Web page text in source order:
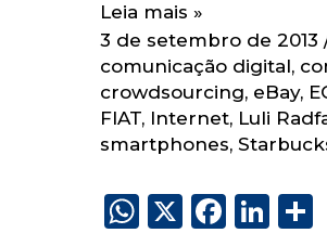
Leia mais »
3 de setembro de 2013
comunicação digital,
crowdsourcing, eBay,
FIAT, Internet, Luli
smartphones,
W X
F
Li